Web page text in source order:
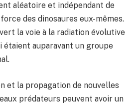
aléatoire et indépendant de
des dinosaures eux-mêmes.
la voie à la radiation évolutive
étaient auparavant un groupe
et la propagation de nouvelles
prédateurs peuvent avoir un